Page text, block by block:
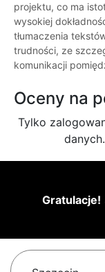
projektu, co ma
wysokiej
tłumaczenia
trudności, ze
komunikacji
Oceny na
Tylko
danych.
Gratulacje!